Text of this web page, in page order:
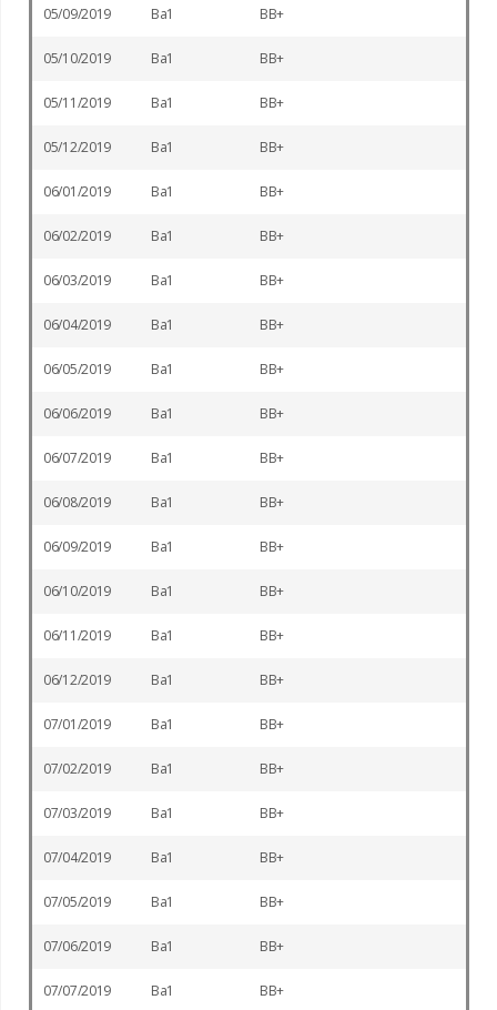
05/09/2019 Ba1 BB+
05/10/2019 Ba1 BB+
05/11/2019 Ba1 BB+
05/12/2019 Ba1 BB+
06/01/2019 Ba1 BB+
06/02/2019 Ba1 BB+
06/03/2019 Ba1 BB+
06/04/2019 Ba1 BB+
06/05/2019 Ba1 BB+
06/06/2019 Ba1 BB+
06/07/2019 Ba1 BB+
06/08/2019 Ba1 BB+
06/09/2019 Ba1 BB+
06/10/2019 Ba1 BB+
06/11/2019 Ba1 BB+
06/12/2019 Ba1 BB+
07/01/2019 Ba1 BB+
07/02/2019 Ba1 BB+
07/03/2019 Ba1 BB+
07/04/2019 Ba1 BB+
07/05/2019 Ba1 BB+
07/06/2019 Ba1 BB+
07/07/2019 Ba1 BB+